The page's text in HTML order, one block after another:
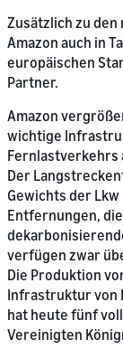
Zusätzlich zu den
Amazon auch in
europäischen
Partner.
Amazon
wichtige
Fernlastverkehrs
Der
Gewichts der
Entfernungen,
verfügen zwar
Die Produktion
Infrastruktur von
hat heute fünf
Vereinigten